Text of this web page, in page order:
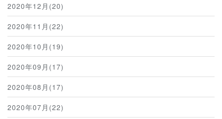
2020年12月(20)
2020年11月(22)
2020年10月(19)
2020年09月(17)
2020年08月(17)
2020年07月(22)